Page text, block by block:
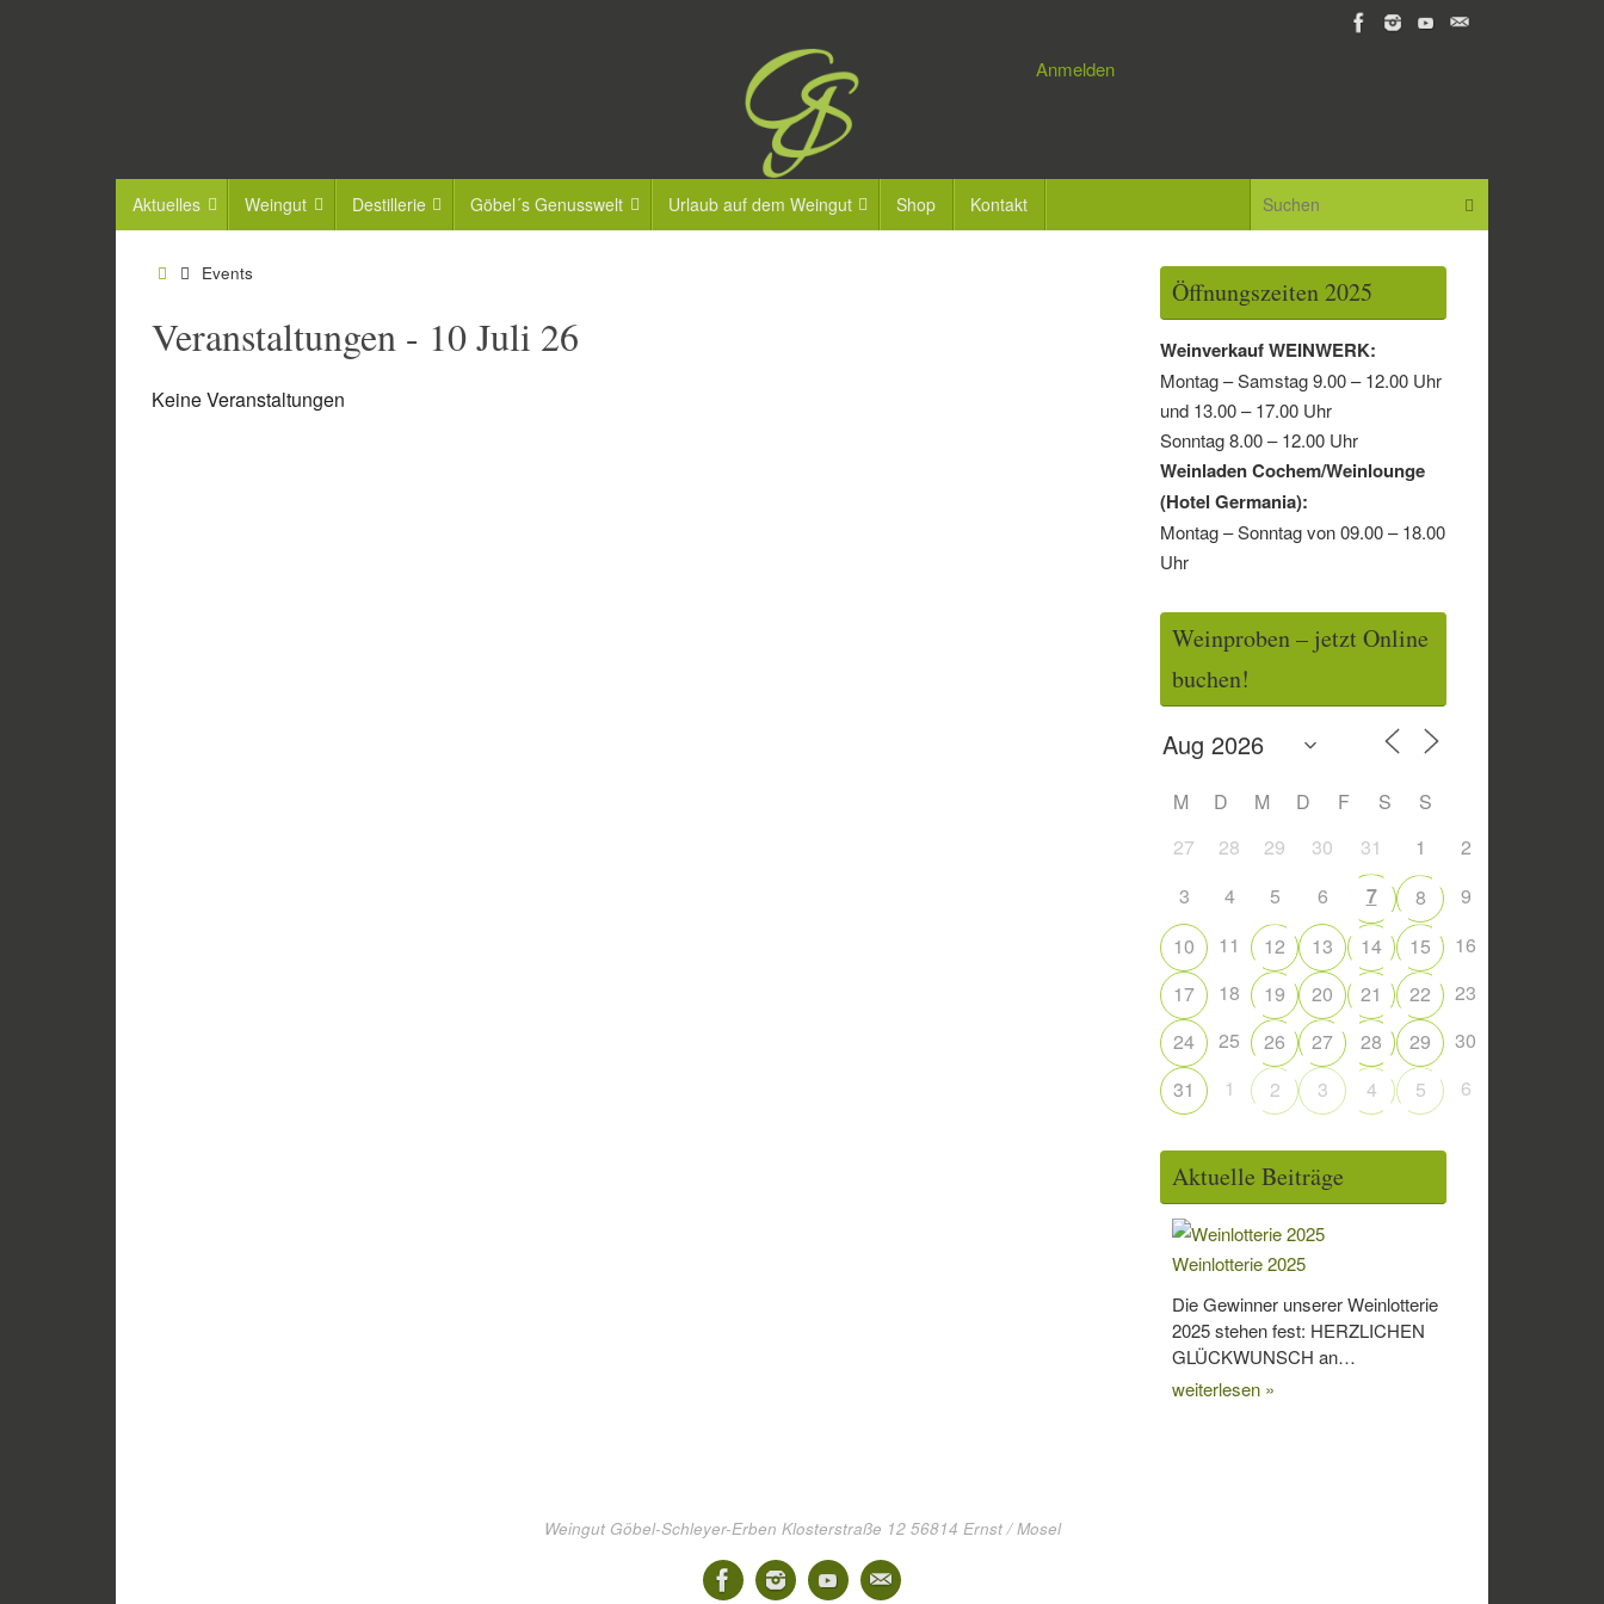
Anmelden
Inhalt
Aktuelles Weingut Destillerie Göbel´s Genusswelt Urlaub auf dem Weingut Shop Kontakt Suchen
StartEvents
Veranstaltungen - 10 Juli 26
Keine Veranstaltungen
Öffnungszeiten 2025
Weinverkauf WEINWERK:
Montag – Samstag 9.00 – 12.00 Uhr
und 13.00 – 17.00 Uhr
Sonntag 8.00 – 12.00 Uhr
Weinladen Cochem/Weinlounge
(Hotel Germania):
Montag – Sonntag von 09.00 – 18.00
Uhr
Weinproben – jetzt Online
buchen!
M D M D F S
S
27
28 29 30 31 1
2
3
4 5 6 7 8
9
10
11 12 13 14 15
16
17
18 19 20 21 22
23
24
25 26 27 28 29
30
31
1 2 3 4 5 6
Aktuelle Beiträge
Weinlotterie 2025
Die Gewinner unserer Weinlotterie
2025 stehen fest: HERZLICHEN
GLÜCKWUNSCH an…
weiterlesen »
Weingut Göbel-Schleyer-Erben Klosterstraße 12 56814 Ernst / Mosel